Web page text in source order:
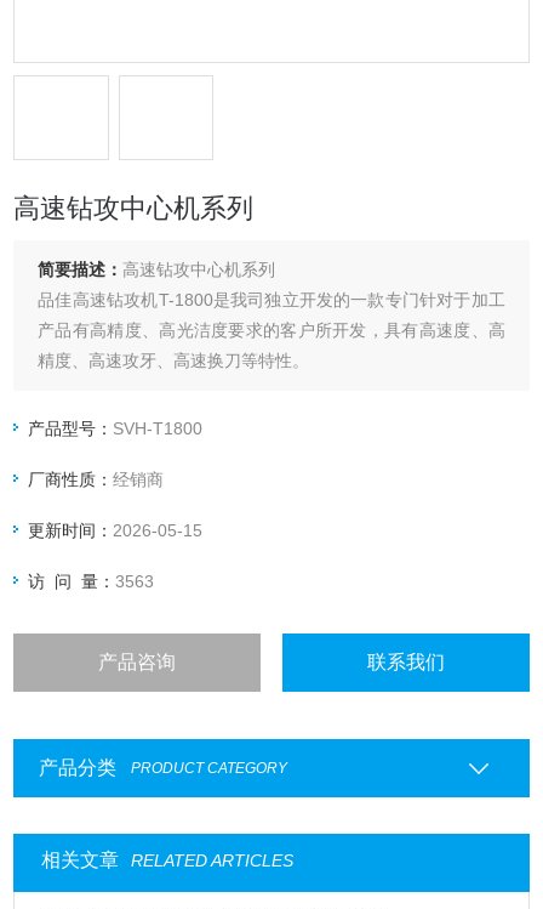
高速钻攻中心机系列
简要描述： 高速钻攻中心机系列
品佳高速钻攻机T-1800是我司独立开发的一款专门针对于加工
产品有高精度、高光洁度要求的客户所开发，具有高速度、高
精度、高速攻牙、高速换刀等特性。
底座，采六点支撑结构结实，高速位移不震动，不变形。
产品型号： SVH-T1800
厂商性质：经销商
更新时间： 2026-05-15
访 问 量：3563
产品咨询 联系我们
产品分类 PRODUCT CATEGORY
相关文章 RELATED ARTICLES